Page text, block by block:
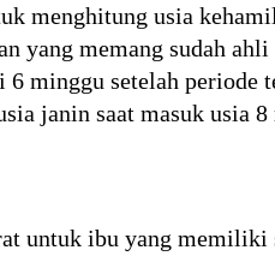
menghitung usia
yang memang sudah
6 minggu setelah
janin saat masuk usia
untuk ibu yang memiliki